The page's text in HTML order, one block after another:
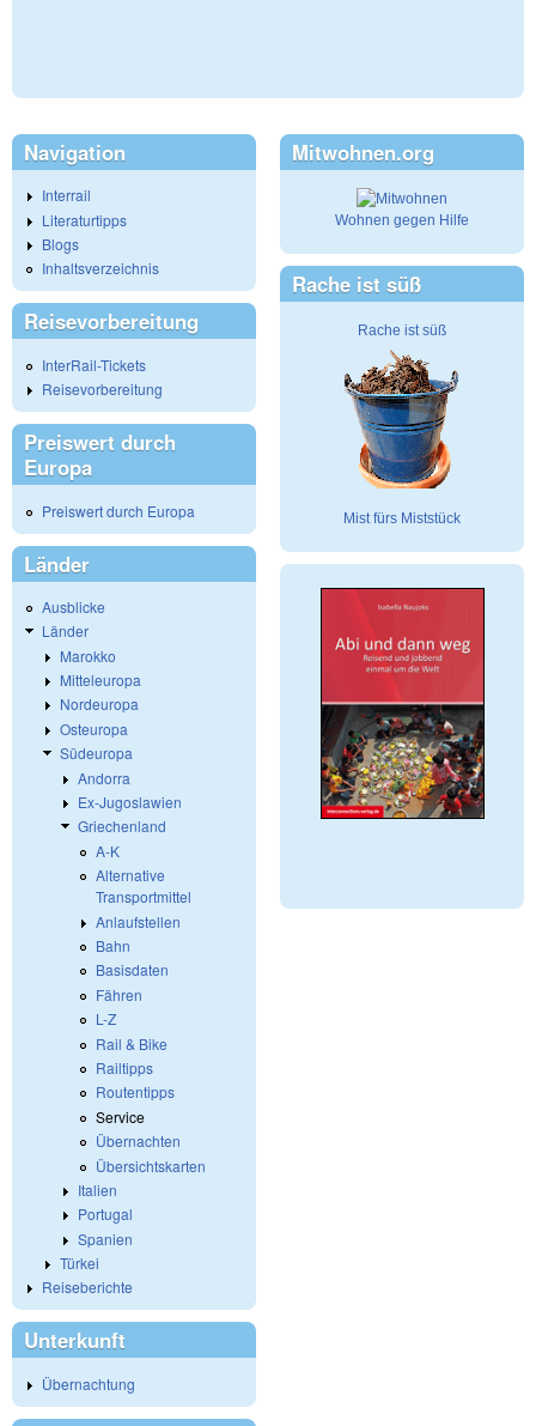
Navigation
Interrail
Literaturtipps
Blogs
Inhaltsverzeichnis
Reisevorbereitung
InterRail-Tickets
Reisevorbereitung
Preiswert durch
Europa
Preiswert durch Europa
Länder
Ausblicke
Länder
Marokko
Mitteleuropa
Nordeuropa
Osteuropa
Südeuropa
Andorra
Ex-Jugoslawien
Griechenland
A-K
Alternative
Transportmittel
Anlaufstellen
Bahn
Basisdaten
Fähren
L-Z
Rail & Bike
Railtipps
Routentipps
Service
Übernachten
Übersichtskarten
Italien
Portugal
Spanien
Türkei
Reiseberichte
Unterkunft
Übernachtung
Mitwohnen.org
Wohnen gegen Hilfe
Rache ist süß
Rache ist süß
Mist fürs Miststück